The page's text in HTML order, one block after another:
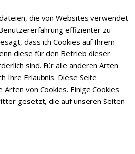
die von Websites verwendet
effizienter zu
dass ich Cookies auf Ihrem
diese für den Betrieb dieser
sind. Für alle anderen Arten
Ihre Erlaubnis. Diese Seite
von Cookies. Einige Cookies
gesetzt, die auf unseren Seiten